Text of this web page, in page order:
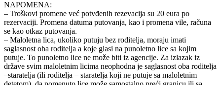
NAPOMENA:
– Troškovi promene već potvđenih rezevacija su 20 eura po
rezervaciji. Promena datuma putovanja, kao i promena vile, računa
se kao otkaz putovanja.
– Maloletna lica, ukoliko putuju bez roditelja, moraju imati
saglasnost oba roditelja a koje glasi na punoletno lice sa kojim
putuje. To punoletno lice ne može biti iz agencije. Za izlazak iz
države svim maloletnim licima neophodna je saglasnost oba roditelja
–staratelja (ili roditelja – staratelja koji ne putuje sa maloletnim